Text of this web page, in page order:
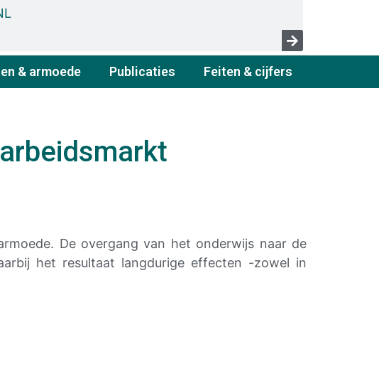
& armoede Publicaties
Feiten & cijfers
De overgang van het onderwijs naar de
het resultaat langdurige effecten -zowel in